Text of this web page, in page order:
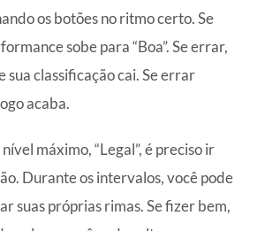
os botões no ritmo certo. Se
sobe para “Boa”. Se errar,
sua classificação cai. Se errar
acaba.
máximo, “Legal”, é preciso ir
Durante os intervalos, você pode
suas próprias rimas. Se fizer bem,